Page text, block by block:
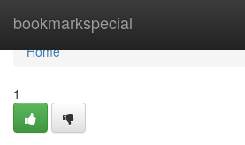
bookmarkspecial
Home
Home
1